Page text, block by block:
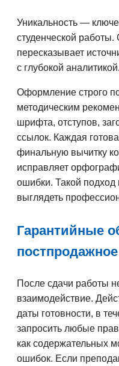
Уникальность —
студенческой
пересказывает
с глубокой аналитикой.
Оформление строго
методическим
шрифта, отступов,
ссылок. Каждая
финальную вычитку
исправляет
ошибки. Такой подход
выглядеть
Гарантийные
После сдачи работы
взаимодействие.
даты готовности, в
запросить любые
как содержательных
ошибок. Если